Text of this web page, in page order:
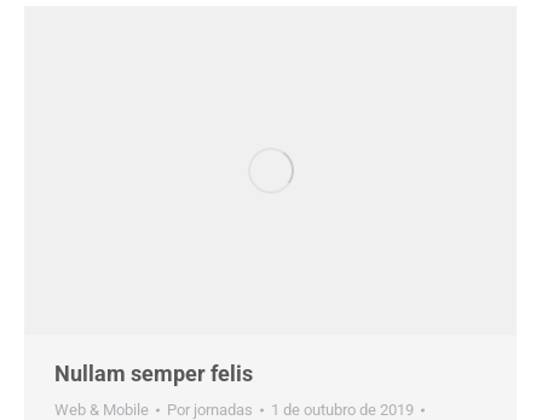
Nullam semper felis
Web & Mobile Por jornadas
1 de outubro de 2019